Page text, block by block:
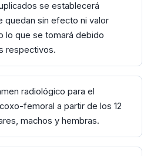
se establecerá
quedan sin efecto ni valor
lo que se tomará debido
respectivos.
radiológico para el
femoral a partir de los 12
machos y hembras.